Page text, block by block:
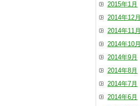
2015年1月
2014年12月
2014年11月
2014年10月
2014年9月
2014年8月
2014年7月
2014年6月